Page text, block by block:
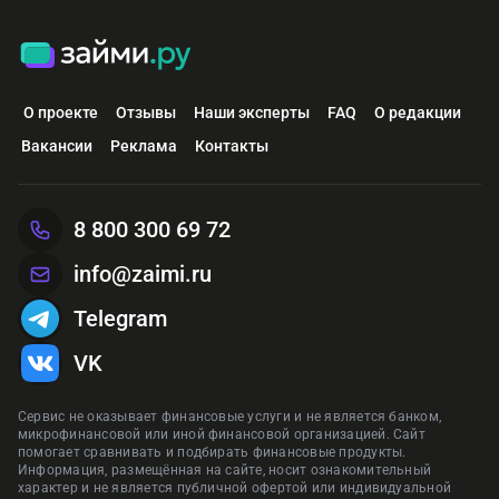
О проекте Отзывы Наши эксперты FAQ
О редакции
Вакансии
Реклама Контакты
Сервис не оказывает финансовые услуги и не является банком,
микрофинансовой или иной финансовой организацией. Сайт
помогает сравнивать и подбирать финансовые продукты.
Информация, размещённая на сайте, носит ознакомительный
характер и не является публичной офертой или индивидуальной
8 800 300 69 72
info@zaimi.ru
Telegram
VK